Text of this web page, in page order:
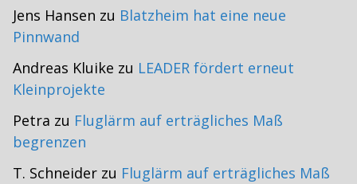
Jens Hansen zu Blatzheim hat eine neue
Pinnwand
Andreas Kluike zu LEADER fördert erneut
Kleinprojekte
Petra zu Fluglärm auf erträgliches Maß
begrenzen
T. Schneider zu Fluglärm auf erträgliches Maß